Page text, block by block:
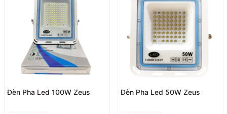
Đèn Pha Led 100W Zeus Đèn Pha Led 50W Zeus